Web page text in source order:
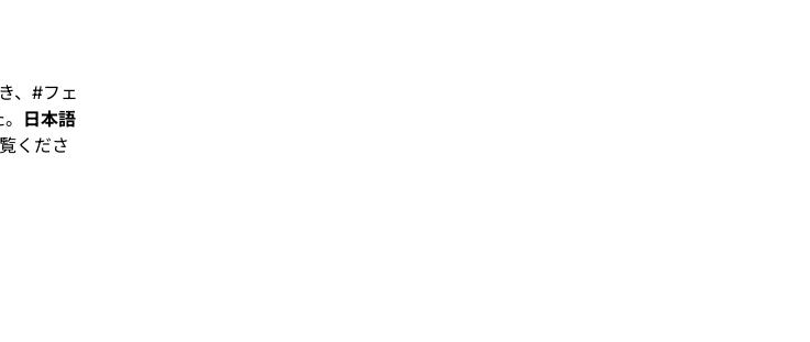
、 #フェ
日本語
くださ